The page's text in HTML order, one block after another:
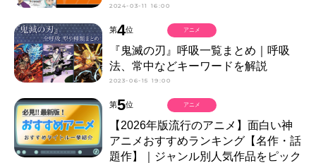
2024-03-11 16:00
第4位
『鬼滅の刃』呼吸一覧まとめ｜呼吸
法、常中などキーワードを解説
2023-06-15 19:00
アニメ
第5位
【2026年版流行のアニメ】面白い神
アニメおすすめランキング【名作・話
題作】｜ジャンル別人気作品をピック
アニメ